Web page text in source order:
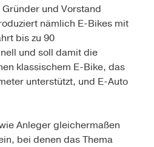
und Vorstand
nämlich E-Bikes mit
bis zu 90
und soll damit die
klassischem E-Bike, das
unterstützt, und E-Auto
Anleger gleichermaßen
bei denen das Thema